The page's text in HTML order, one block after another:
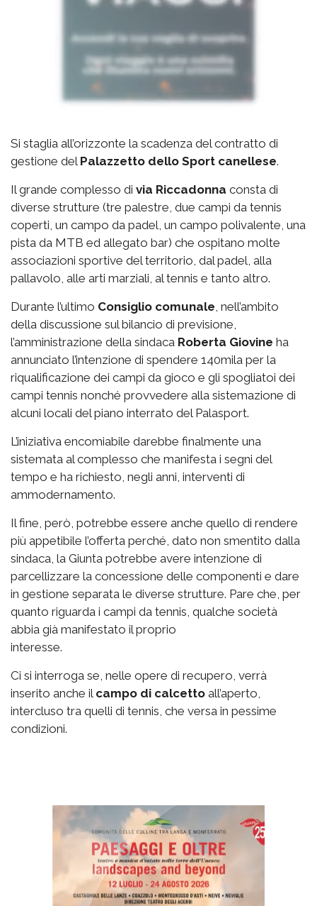
Si staglia all’orizzonte la scadenza del contratto di
gestione del Palazzetto dello Sport canellese.
Il grande complesso di via Riccadonna consta di
diverse strutture (tre palestre, due campi da tennis
coperti, un campo da padel, un campo polivalente, una
pista da MTB ed allegato bar) che ospitano molte
associazioni sportive del territorio, dal padel, alla
pallavolo, alle arti marziali, al tennis e tanto altro.
Durante l’ultimo Consiglio comunale , nell’ambito
della discussione sul bilancio di previsione,
l’amministrazione della sindaca Roberta Giovine ha
annunciato l’intenzione di spendere 140mila per la
riqualificazione dei campi da gioco e gli spogliatoi dei
campi tennis nonché provvedere alla sistemazione di
alcuni locali del piano interrato del Palasport.
L’iniziativa encomiabile darebbe finalmente una
sistemata al complesso che manifesta i segni del
tempo e ha richiesto, negli anni, interventi di
ammodernamento.
Il fine, però, potrebbe essere anche quello di rendere
più appetibile l’offerta perché, dato non smentito dalla
sindaca, la Giunta potrebbe avere intenzione di
parcellizzare la concessione delle componenti e dare
in gestione separata le diverse strutture. Pare che, per
quanto riguarda i campi da tennis, qualche società
abbia già manifestato il proprio
interesse.
Ci si interroga se, nelle opere di recupero, verrà
inserito anche il campo di calcetto all’aperto,
intercluso tra quelli di tennis, che versa in pessime
condizioni.